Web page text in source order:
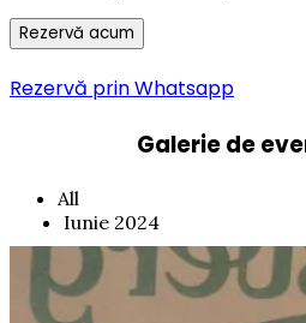
Rezervă prin Whatsapp
Galerie de
All
Iunie 2024